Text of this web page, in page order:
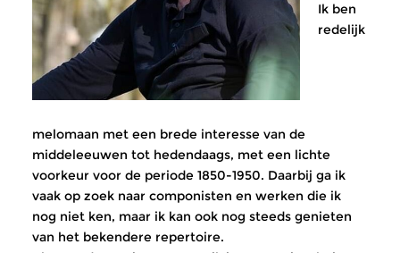
Ik ben
redelijk
melomaan met een brede interesse van de
middeleeuwen tot hedendaags, met een lichte
voorkeur voor de periode 1850-1950. Daarbij ga ik
vaak op zoek naar componisten en werken die ik
nog niet ken, maar ik kan ook nog steeds genieten
van het bekendere repertoire.